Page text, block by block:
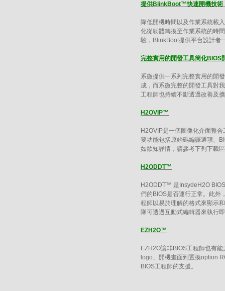
提供BlinkBoot™快速開機技術
降低開機時間以及作業系統載
化從韌體轉換至作業系統的時
驗，BlinkBoot提供平台設計者
完整實用的開發工具簡化BIOS
系微提供一系列完整實用的開
成，而系微完整的開發工具對
工程師也持續不斷透過改善及
H2OVIP™
H2OVIP是一個圖像化介面整
要功能包括原始碼編譯選項、
如欲知詳情，請參考下列下載
H2ODDT™
H2ODDT™ 是InsydeH2O
們的BIOS是否運行正常。此外
程師以易於理解的格式來顯示
隊可透過互動式編輯器來執行
EZH2O™
EZH2O讓非BIOS工程師也有
logo、開機畫面到置換option
BIOS工程師的支援。